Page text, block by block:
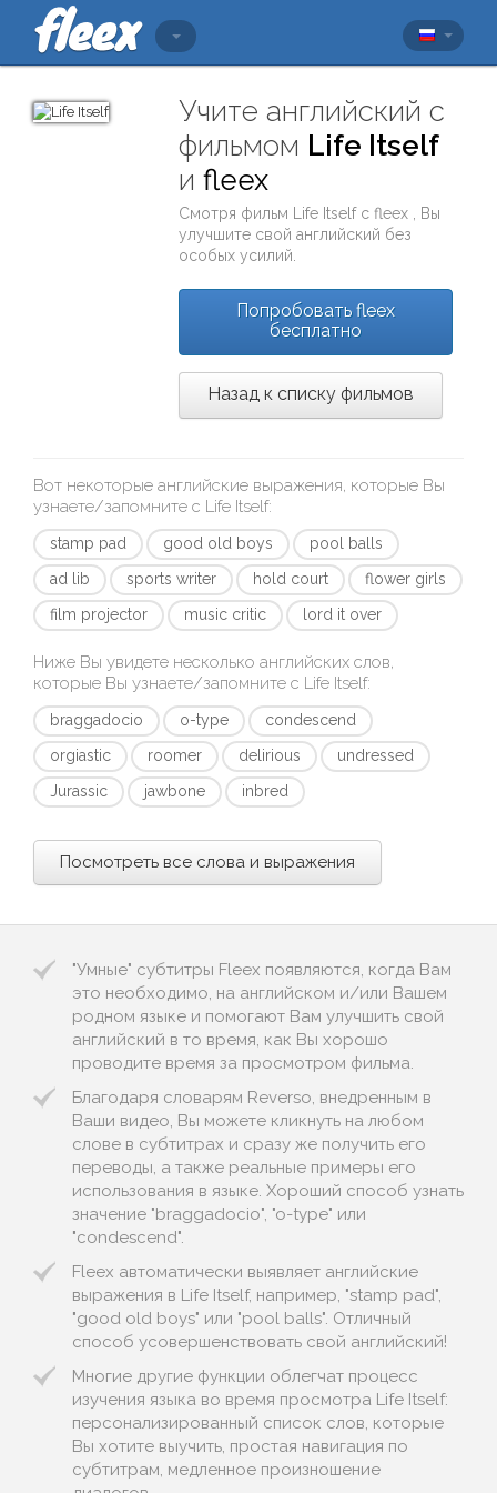
Учите английский с
фильмом Life Itself
иfleex
Смотря фильм Life Itselfсfleex
, Вы
улучшите свой английский без
особых усилий.
Попробовать fleex
бесплатно
Назад к списку фильмов
Вот некоторые английские выражения, которые Вы
узнаете/запомните с Life Itself:
stamp pad good old boys
pool balls
ad lib
sports writer hold court
flower girls
film projector
music critic lord it over
Ниже Вы увидете несколько английских слов,
которые Вы узнаете/запомните с Life Itself:
braggadocio o-type
condescend
orgiastic
roomer delirious
undressed
Jurassic
jawbone inbred
Посмотреть все слова и выражения
"Умные" субтитры Fleex появляются, когда Вам
это необходимо, на английском и/или Вашем
родном языке и помогают Вам улучшить свой
английский в то время, как Вы хорошо
проводите время за просмотром фильма.
Благодаря словарям Reverso, внедренным в
Ваши видео, Вы можете кликнуть на любом
слове в субтитрах и сразу же получить его
переводы, а также реальные примеры его
использования в языке. Хороший способ узнать
значение "braggadocio", "o-type" или
"condescend".
Fleex автоматически выявляет английские
выражения в Life Itself, например, "stamp pad",
"good old boys" или "pool balls". Отличный
способ усовершенствовать свой английский!
Многие другие функции облегчат процесс
изучения языка во время просмотра Life Itself:
персонализированный список слов, которые
Вы хотите выучить, простая навигация по
субтитрам, медленное произношение